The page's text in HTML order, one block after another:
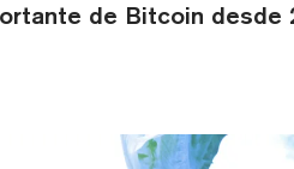
de Bitcoin desde